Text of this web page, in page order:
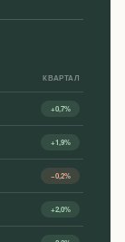
КВАРТАЛ
+0,7%
+1,9%
−0,2%
+2,0%